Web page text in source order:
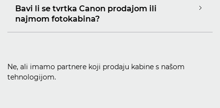
Bavi li se tvrtka Canon prodajom ili
najmom fotokabina?
Ne, ali imamo partnere koji prodaju kabine s našom
tehnologijom.